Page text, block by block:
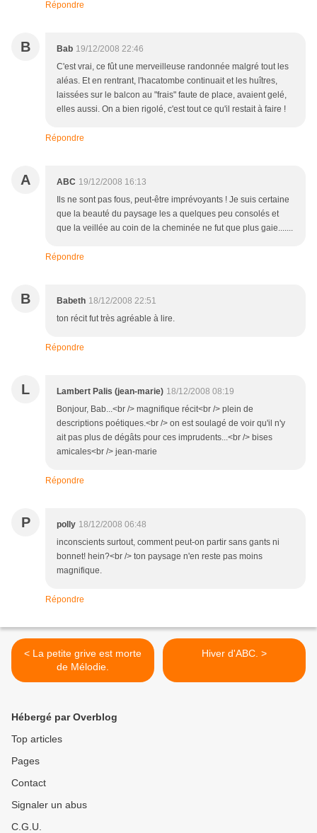
Répondre
B Bab 19/12/2008 22:46
C'est vrai, ce fût une merveilleuse randonnée malgré tout les
aléas. Et en rentrant, l'hacatombe continuait et les huîtres,
laissées sur le balcon au "frais" faute de place, avaient gelé,
elles aussi. On a bien rigolé, c'est tout ce qu'il restait à faire !
Répondre
A ABC 19/12/2008 16:13
Ils ne sont pas fous, peut-être imprévoyants ! Je suis certaine
que la beauté du paysage les a quelques peu consolés et
que la veillée au coin de la cheminée ne fut que plus gaie.......
Répondre
B Babeth 18/12/2008 22:51
ton récit fut très agréable à lire.
Répondre
L Lambert Palis (jean-marie) 18/12/2008 08:19
Bonjour, Bab...<br /> magnifique récit<br /> plein de
descriptions poétiques.<br /> on est soulagé de voir qu'il n'y
ait pas plus de dégâts pour ces imprudents...<br /> bises
amicales<br /> jean-marie
Répondre
P polly 18/12/2008 06:48
inconscients surtout, comment peut-on partir sans gants ni
bonnet! hein?<br /> ton paysage n'en reste pas moins
magnifique.
Répondre
< La petite grive est morte
de Mélodie.
Hiver d'ABC. >
Hébergé par Overblog
Top articles
Pages
Contact
Signaler un abus
C.G.U.